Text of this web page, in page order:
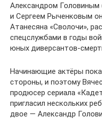
Александром Головиным
и Сергеем Рыченковым
Атанесяна «Сволочи»,
спецслужбами в годы
юных диверсантов-
Начинающие актёры
стороны, и поэтому
продюсер сериала
пригласил нескольких
двое — Александр